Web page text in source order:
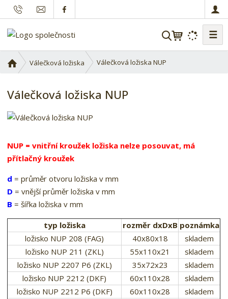
V
☰
v
d
í
r
a
a
Válečková ložiska Válečková ložiska NUP
Válečková ložiska NUP
NUP = vnitřní kroužek ložiska nelze posouvat, má
přítlačný kroužek
d = průměr otvoru ložiska v mm
D = vnější průměr ložiska v mm
B = šířka ložiska v mm
typ ložiska rozměr dxDxB poznámka
ložisko NUP 208 (FAG)
40x80x18
skladem
ložisko NUP 211 (ZKL)
55x110x21
skladem
ložisko NUP 2207 P6 (ZKL)
35x72x23
skladem
ložisko NUP 2212 (DKF)
60x110x28
skladem
ložisko NUP 2212 P6 (DKF)
60x110x28
skladem